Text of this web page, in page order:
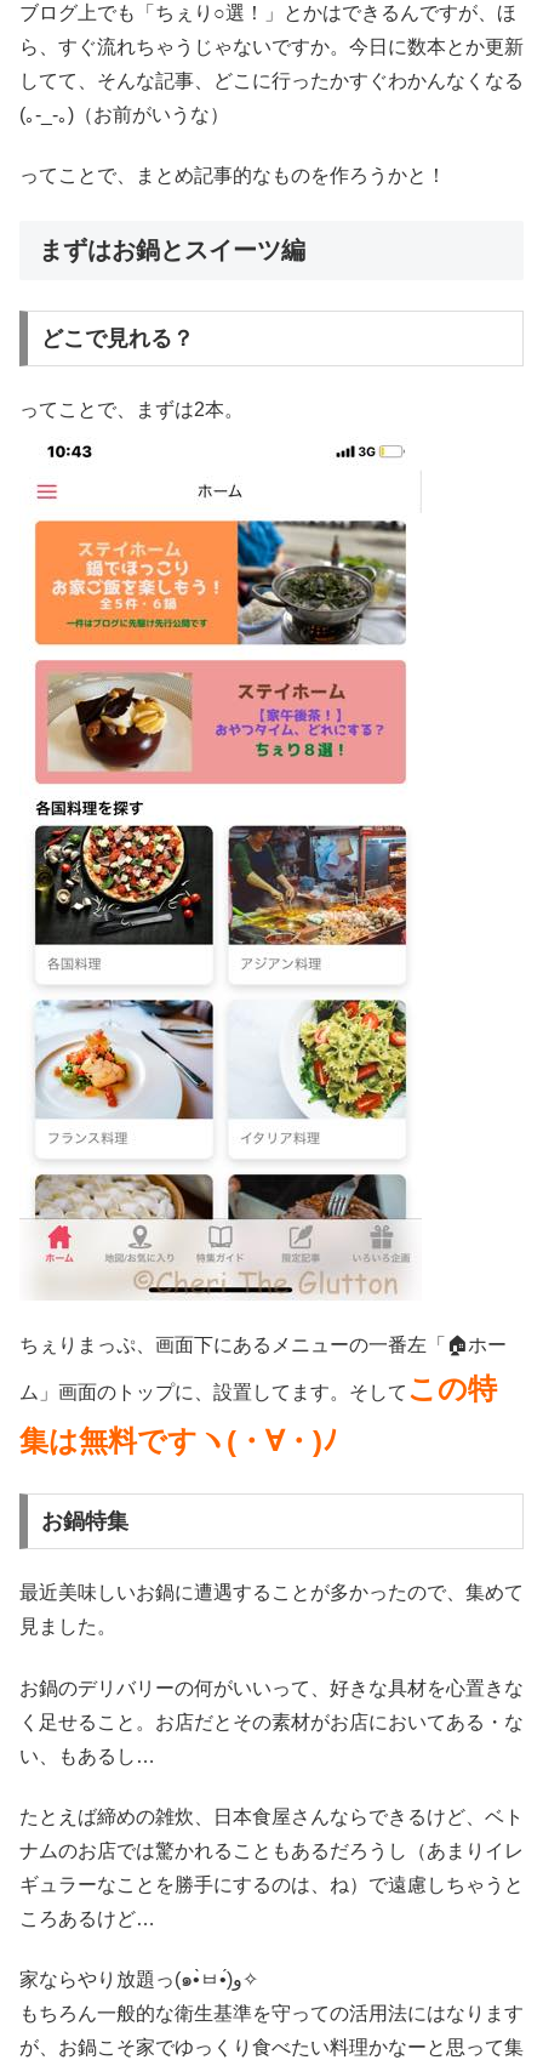
ブログ上でも「ちぇり○選！」とかはできるんですが、ほ
ら、すぐ流れちゃうじゃないですか。今日に数本とか更新
してて、そんな記事、どこに行ったかすぐわかんなくなる
(｡-_-｡)（お前がいうな）
ってことで、まとめ記事的なものを作ろうかと！
まずはお鍋とスイーツ編
どこで見れる？
ってことで、まずは2本。
ちぇりまっぷ、画面下にあるメニューの一番左「🏠ホー
ム」画面のトップに、設置してます。そして この特
集は無料ですヽ(・∀・)ﾉ
お鍋特集
最近美味しいお鍋に遭遇することが多かったので、集めて
見ました。
お鍋のデリバリーの何がいいって、好きな具材を心置きな
く足せること。お店だとその素材がお店においてある・な
い、もあるし…
たとえば締めの雑炊、日本食屋さんならできるけど、ベト
ナムのお店では驚かれることもあるだろうし（あまりイレ
ギュラーなことを勝手にするのは、ね）で遠慮しちゃうと
ころあるけど…
家ならやり放題っ(๑•̀ㅂ•́)و✧
もちろん一般的な衛生基準を守っての活用法にはなります
が、お鍋こそ家でゆっくり食べたい料理かなーと思って集